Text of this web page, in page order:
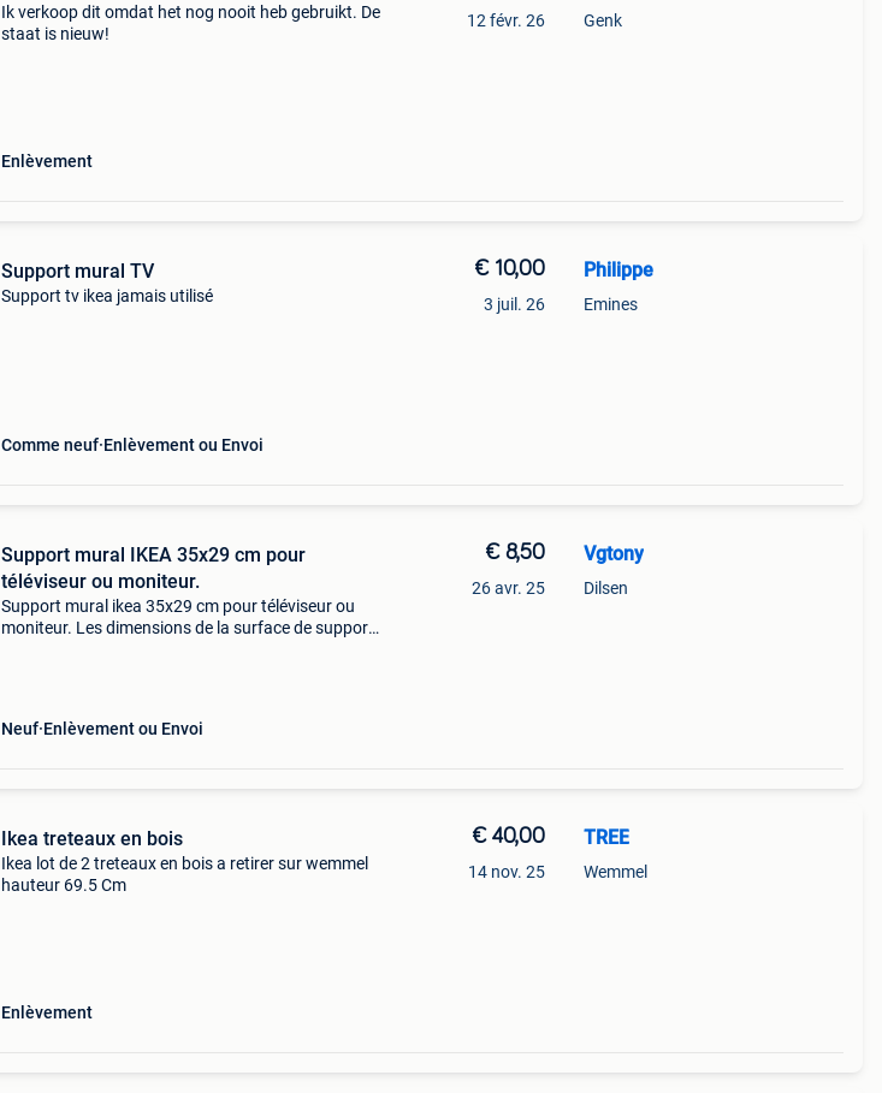
Ik verkoop dit omdat het nog nooit heb gebruikt. De
staat is nieuw!
Enlèvement
12 févr. 26 Genk
Support mural TV
Support tv ikea jamais utilisé
Comme neuf Enlèvement ou Envoi
€ 10,00
3 juil. 26
Philippe
Emines
Support mural IKEA 35x29 cm pour
téléviseur ou moniteur.
Support mural ikea 35x29 cm pour téléviseur ou
moniteur. Les dimensions de la surface de support
Neuf Enlèvement ou Envoi
€ 8,50
26 avr. 25
Vgtony
Dilsen
Ikea treteaux en bois
Ikea lot de 2 treteaux en bois a retirer sur wemmel
hauteur 69.5 Cm
Enlèvement
€ 40,00
14 nov. 25
TREE
Wemmel